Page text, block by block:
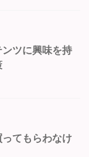
ツに興味を持
てもらわなけ